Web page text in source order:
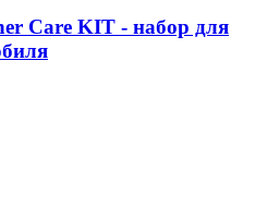
Care KIT - набор для